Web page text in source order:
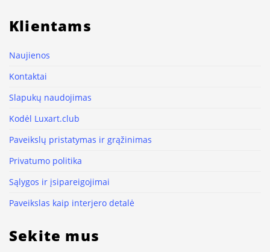
Klientams
Naujienos
Kontaktai
Slapukų naudojimas
Kodėl Luxart.club
Paveikslų pristatymas ir grąžinimas
Privatumo politika
Sąlygos ir įsipareigojimai
Paveikslas kaip interjero detalė
Sekite mus